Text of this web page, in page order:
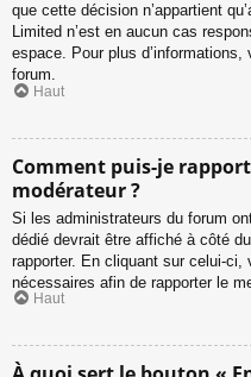
que cette décision n’appartient
Limited n’est en aucun cas
espace. Pour plus
forum.
Haut
Comment puis-je
modérateur ?
Si les administrateurs du forum
dédié devrait être affiché à côté
rapporter. En cliquant sur celui-
nécessaires afin de rapporter le
Haut